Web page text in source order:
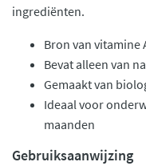
ingrediënten.
Bron van vitamine
Bevat alleen van
Gemaakt van
Ideaal voor
maanden
Gebruiksaanwijzing